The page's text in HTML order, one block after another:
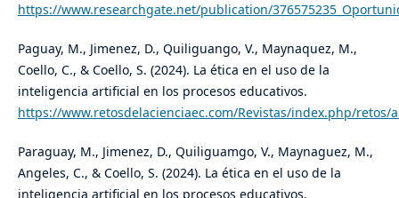
https://www.researchgate.net/publication/
Paguay, M., Jimenez, D., Quiliguango, V., Maynaquez, M.,
Coello, C., & Coello, S. (2024). La ética en el uso de la
inteligencia artificial en los procesos educativos.
https://www.retosdelacienciaec.com/Revistas/index.php/retos/
Paraguay, M., Jimenez, D., Quiliguamgo, V., Maynaguez, M.,
Angeles, C., & Coello, S. (2024). La ética en el uso de la
inteligencia artificial en los procesos educativos.